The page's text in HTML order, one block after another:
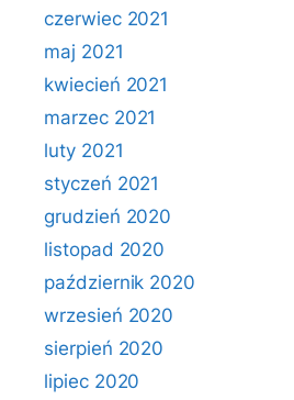
czerwiec 2021
maj 2021
kwiecień 2021
marzec 2021
luty 2021
styczeń 2021
grudzień 2020
listopad 2020
październik 2020
wrzesień 2020
sierpień 2020
lipiec 2020